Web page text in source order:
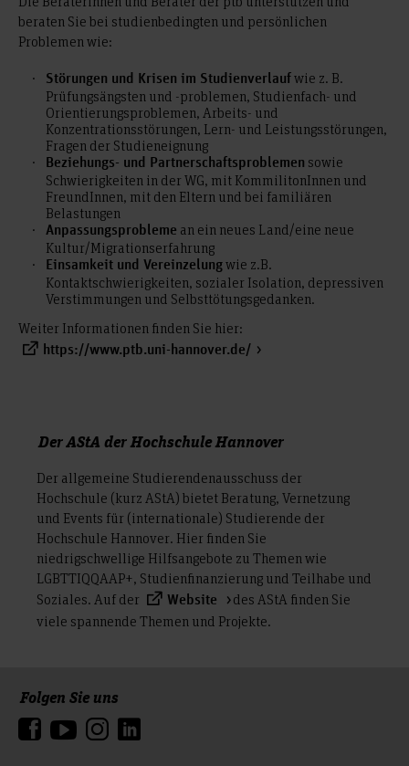
beraten Sie bei studienbedingten und persönlichen
Problemen wie:
Störungen und Krisen im Studienverlaufwie z. B.
Prüfungsängsten und -problemen, Studienfach- und
Orientierungsproblemen, Arbeits- und
Konzentrationsstörungen, Lern- und Leistungsstörungen,
Fragen der Studieneignung
Beziehungs- und Partnerschaftsproblemen sowie
Schwierigkeiten in der WG, mit KommilitonInnen und
FreundInnen, mit den Eltern und bei familiären
Belastungen
Anpassungsprobleme an ein neues Land/eine neue
Kultur/Migrationserfahrung
Einsamkeit und Vereinzelungwie z.B.
Kontaktschwierigkeiten, sozialer Isolation, depressiven
Verstimmungen und Selbsttötungsgedanken.
Weiter Informationen finden Sie hier:
https://www.ptb.uni-hannover.de/
Der AStA der Hochschule Hannover
Der allgemeine Studierendenausschuss der
Hochschule (kurz AStA) bietet Beratung, Vernetzung
und Events für (internationale) Studierende der
Hochschule Hannover. Hier finden Sie
niedrigschwellige Hilfsangebote zu Themen wie
LGBTTIQQAAP+, Studienfinanzierung und Teilhabe und
Soziales. Auf der
Website
des AStA finden Sie
viele spannende Themen und Projekte.
Folgen Sie uns